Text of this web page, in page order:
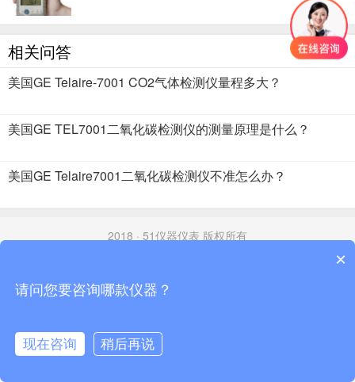
相关问答
美国GE Telaire-7001 CO2气体检测仪量程多大？
美国GE TEL7001二氧化碳检测仪的测量原理是什么？
美国GE Telaire7001二氧化碳检测仪不准怎么办？
2018 · 51仪器仪表 版权所有
×
请问您要咨询哪款仪器？
现在咨询 稍后再说